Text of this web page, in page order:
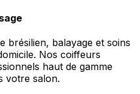
brésilien, balayage et soins
Nos coiffeurs
haut de gamme
votre salon.